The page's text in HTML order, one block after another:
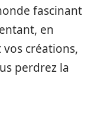
fascinant
en
créations,
perdrez la